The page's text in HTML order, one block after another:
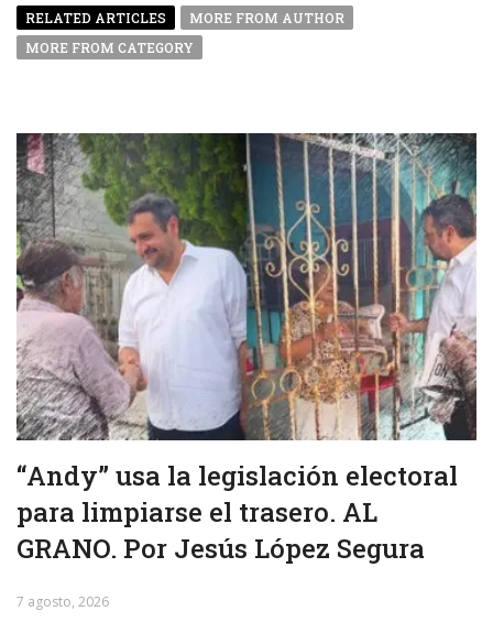
RELATED ARTICLES
MORE FROM AUTHOR
MORE FROM CATEGORY
“Andy” usa la legislación electoral
para limpiarse el trasero. AL
GRANO. Por Jesús López Segura
7 agosto, 2026